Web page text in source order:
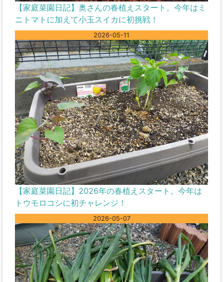
【家庭菜園日記】奥さんの春植えスタート。今年はミ
ニトマトに加えて小玉スイカに初挑戦！
2026-05-11
【家庭菜園日記】2026年の春植えスタート。今年は
トウモロコシに初チャレンジ！
2026-05-07